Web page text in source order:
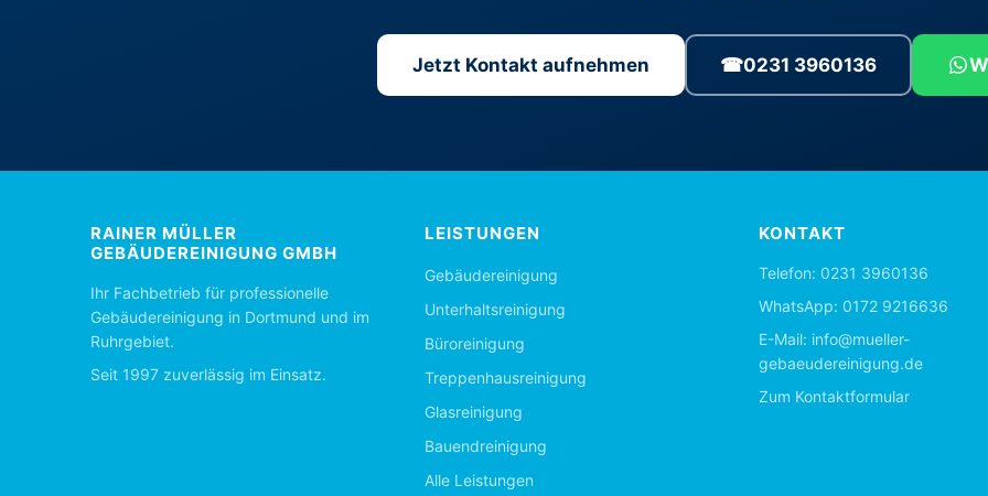
Jetzt Kontakt aufnehmen ☎0231 3960136
RAINER MÜLLER
GEBÄUDEREINIGUNG GMBH
Ihr Fachbetrieb für professionelle
Gebäudereinigung in Dortmund und im
Ruhrgebiet.
Seit 1997 zuverlässig im Einsatz.
LEISTUNGEN
Gebäudereinigung
Unterhaltsreinigung
Büroreinigung
Treppenhausreinigung
Glasreinigung
Bauendreinigung
Alle Leistungen
KONTAKT
Telefon: 0231 3960136
WhatsApp: 0172 9216636
E-Mail: info@mueller-
gebaeudereinigung.de
Zum Kontaktformular